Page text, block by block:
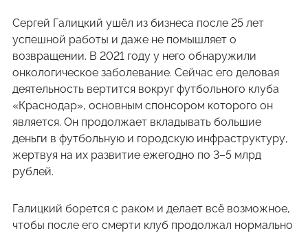
Сергей Галицкий ушёл из бизнеса после 25 лет
успешной работы и даже не помышляет о
возвращении. В 2021 году у него обнаружили
онкологическое заболевание. Сейчас его деловая
деятельность вертится вокруг футбольного клуба
«Краснодар», основным спонсором которого он
является. Он продолжает вкладывать большие
деньги в футбольную и городскую инфраструктуру,
жертвуя на их развитие ежегодно по 3–5 млрд
рублей.
Галицкий борется с раком и делает всё возможное,
чтобы после его смерти клуб продолжал нормально